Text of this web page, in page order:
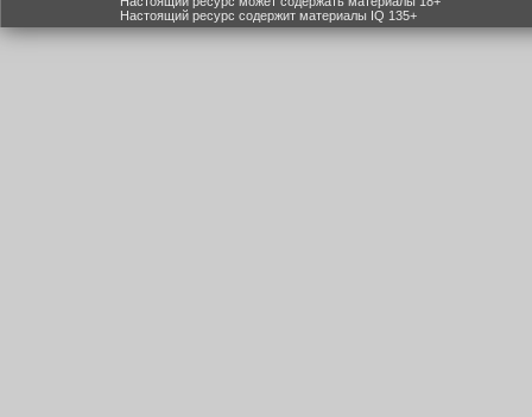
Настоящий ресурс содержит материалы IQ 135+